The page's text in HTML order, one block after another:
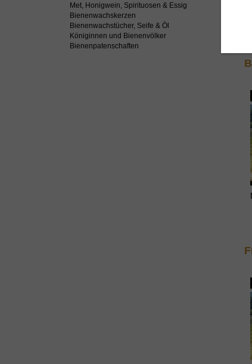
Met, Honigwein, Spirituosen & Essig
Bienenwachskerzen
Bienenwachstücher, Seife & Öl
Königinnen und Bienenvölker
Bienenpatenschaften